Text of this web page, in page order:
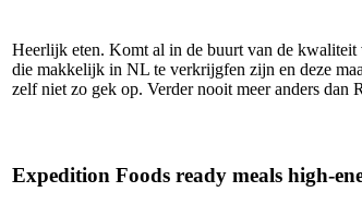
Heerlijk eten. Komt al in de buurt van de
die makkelijk in NL te verkrijgfen zijn en deze
zelf niet zo gek op. Verder nooit meer anders
Expedition Foods ready meals high-